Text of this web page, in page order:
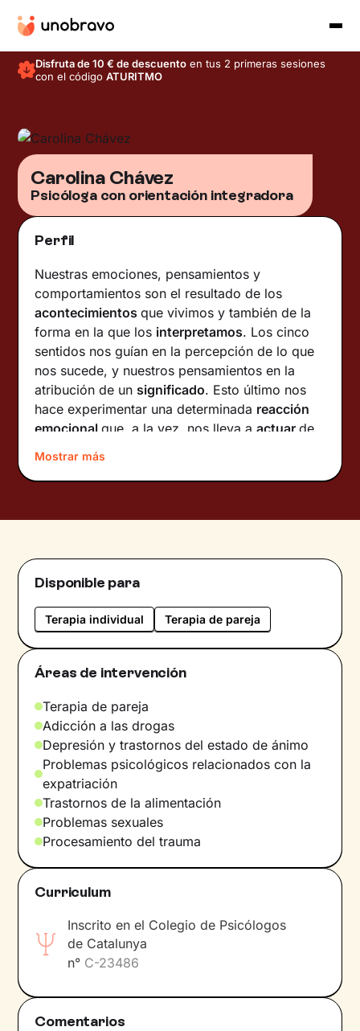
Disfruta de 10 € de descuento en tus 2 primeras sesiones
con el códigoATURITMO
Carolina Chávez
Psicóloga con orientación integradora
Perfil
Nuestras emociones, pensamientos y
comportamientos son el resultado de los
acontecimientosque vivimos y también de la
forma en la que los interpretamos. Los cinco
sentidos nos guían en la percepción de lo que
nos sucede, y nuestros pensamientos en la
atribución de un significado. Esto último nos
hace experimentar una determinada reacción
emocionalque, a la vez, nos lleva aactuarde
Con el paso del tiempo se pueden crear
nos alejan de nuestro bienestar y de la persona
romperinterviniendo en los pensamientos y el
comportamiento
positivo.
En nuestras sesiones investigaremos en primer
lugar los elementos que influyen en la
interpretación de los acontecimientos de tu
dedicaremos apotenciar tus recursos
y a adquirir nuevas habilidades que te ayuden a
alcanzar tus objetivos específicos.
Estaré a tu lado durante todo el camino,
entrenándote con
ejercicios y técnicas
a tus necesidades y valores, y ayudándote a no
perder la motivación y la determinación. ¿La
recompensa por el trabajo realizado? El tan
deseadobienestar.
Mostrar más
Disponible para
Terapia individual Terapia de pareja
Áreas de intervención
Terapia de pareja
Adicción a las drogas
Depresión y trastornos del estado de ánimo
Problemas psicológicos relacionados con la
expatriación
Trastornos de la alimentación
Problemas sexuales
Procesamiento del trauma
Curriculum
Inscrito en el Colegio de Psicólogos
de Catalunya
n° C-23486
Comentarios